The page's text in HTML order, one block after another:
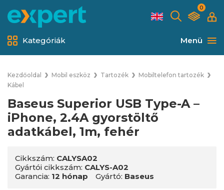
0
Menü
Kategóriák
Kezdőoldal Mobil eszköz Tartozék
Mobiltelefon tartozék
Kábel
Baseus Superior USB Type-A –
iPhone, 2.4A gyorstöltő
adatkábel, 1m, fehér
Cikkszám: CALYSA02
Gyártói cikkszám: CALYS-A02
Garancia: 12 hónap Gyártó: Baseus